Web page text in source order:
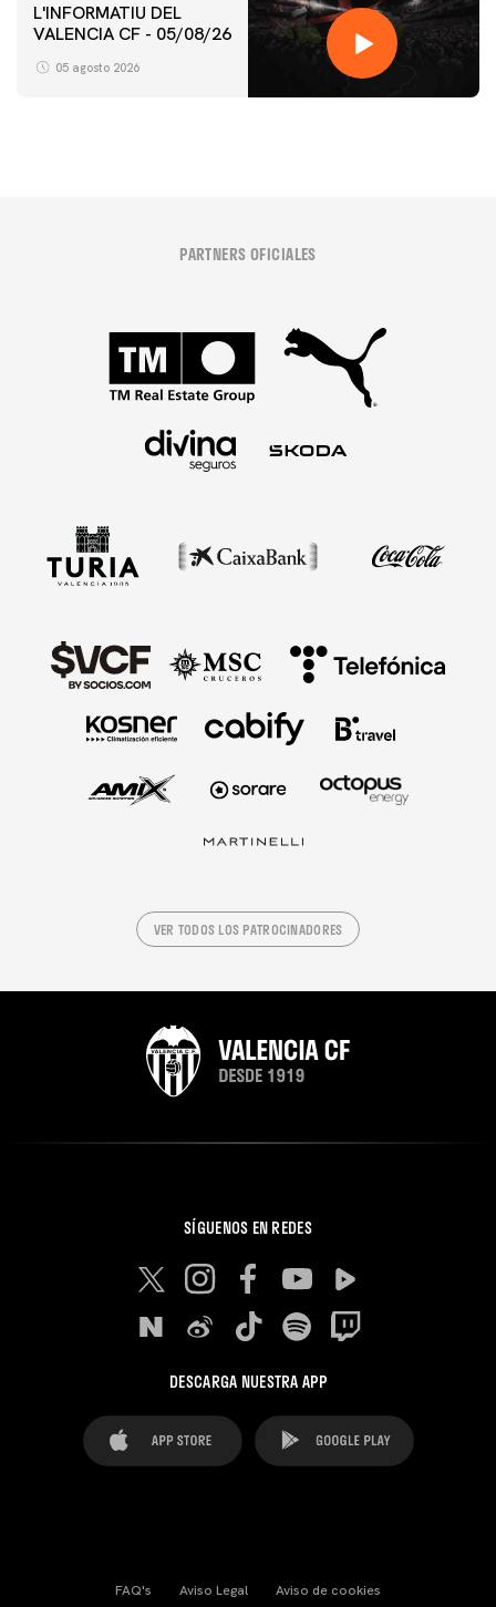
L'INFORMATIU DEL
VALENCIA CF - 05/08/26
05 agosto 2026
PARTNERS OFICIALES
VER TODOS LOS PATROCINADORES
SÍGUENOS EN REDES
DESCARGA NUESTRA APP
FAQ's Aviso Legal Aviso de cookies